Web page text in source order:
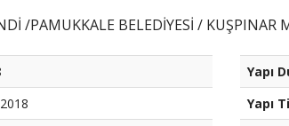
/PAMUKKALE BELEDİYESİ / KUŞPINAR
Yapı
Yapı